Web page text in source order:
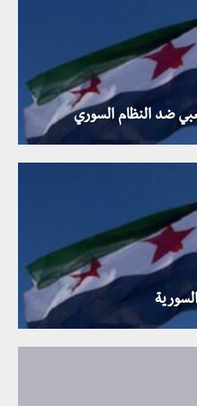
ضد النظام السوري